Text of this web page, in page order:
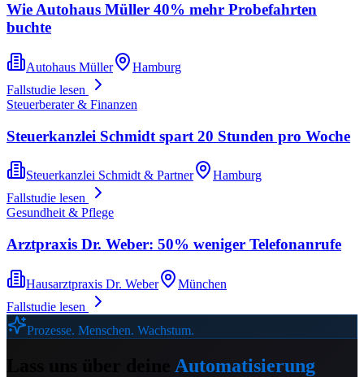
Wie Autohaus Müller 40% mehr Probefahrten
buchte
Autohaus Müller
Hamburg
Fallstudie lesen
Steuerberater & Finanzen
Steuerkanzlei Schmidt spart 20 Stunden pro Woche
Steuerkanzlei Schmidt & Partner
Hamburg
Fallstudie lesen
Gesundheit & Pflege
Arztpraxis Dr. Weber: 50% weniger Telefonanrufe
Hausarztpraxis Dr. Weber
München
Fallstudie lesen
Prozesse. Menschen. Wachstum.
Automatisierung